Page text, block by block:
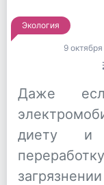
Экология
9
Даже
диету и